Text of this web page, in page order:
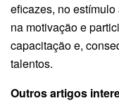
eficazes, no
na motivação e
capacitação e,
talentos.
Outros artigos